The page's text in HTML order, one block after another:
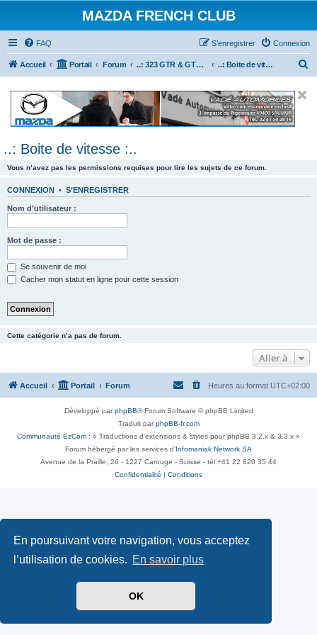
En poursuivant votre navigation, vous acceptez
l’utilisation de cookies. En savoir plus
OK
MAZDA FRENCH CLUB
FAQ Connexion
S’enregistrer
Accueil Portail Forum ..: 323 GTR & GTX :.. ..: Boite de vitesse :..
e
..: Boite de vitesse :..
Vous n’avez pas les permissions requises pour lire les sujets de ce forum.
CONNEXION • S’ENREGISTRER
Nom d’utilisateur :
Mot de passe :
Se souvenir de moi
Cacher mon statut en ligne pour cette session
Cette catégorie n’a pas de forum.
Aller à
Accueil Portail Forum Heures au format UTC+02:00
Développé parphpBB® Forum Software © phpBB Limited
Traduit parphpBB-fr.com
Communauté EzCom : « Traductions d'extensions & styles pour phpBB 3.2.x & 3.3.x »
Forum hébergé par les services d’ Infomaniak Network SA
Avenue de la Praille, 26 - 1227 Carouge - Suisse - tél +41 22 820 35 44
Confidentialité
Conditions